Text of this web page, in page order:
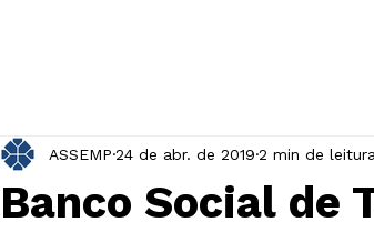
Banco Social de
ASSEMP 24 de abr. de 2019 2 min de leitura